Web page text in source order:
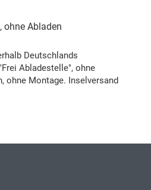
ohne Abladen
Deutschlands
Abladestelle", ohne
ohne Montage. Inselversand